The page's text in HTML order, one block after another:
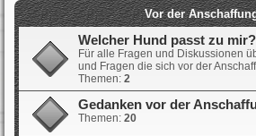
Vor der
Welcher Hund passt zu mir?
Für alle Fragen und Diskussionen
und Fragen die sich vor der
Themen: 2
Gedanken vor der
Themen: 20